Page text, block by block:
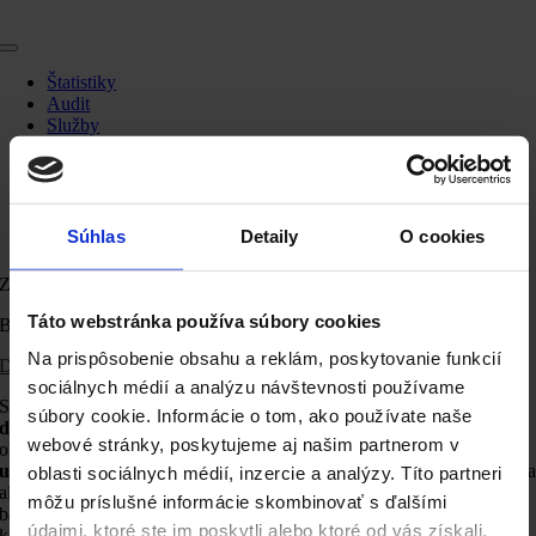
Súhlas Detaily O cookies
Táto webstránka používa súbory cookies
Na prispôsobenie obsahu a reklám, poskytovanie funkcií
sociálnych médií a analýzu návštevnosti používame
súbory cookie. Informácie o tom, ako používate naše
webové stránky, poskytujeme aj našim partnerom v
oblasti sociálnych médií, inzercie a analýzy. Títo partneri
môžu príslušné informácie skombinovať s ďalšími
údajmi, ktoré ste im poskytli alebo ktoré od vás získali,
to
Toggle
NavigationŠtatistiky
Audit
Služby
Kontakt
Hľadať:
Zdieľaj
Bannery
Domov / Marketingový slovník/ Bannery
Sú jednou z najstarších foriem digitálnej reklamy. Ide ografické
displeje, ktoré sa objavujú na webových stránkach vo forme
obdĺžnikov alebo pruhovrôznych veľkostí. Súnavrhnuté tak, aby
upútali pozornosť užívateľaa presmerovali ho na reklamného klienta
alebo propagovanú ponuku po kliknutí na banner. Efektivita
bannerovej reklamy môže byť meraná pomocou klikacích pomerov a